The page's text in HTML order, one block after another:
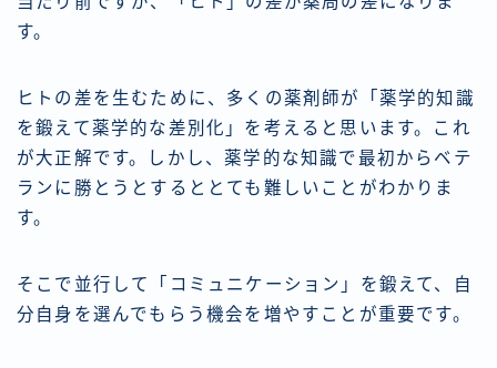
す。
ヒトの差を生むために、多くの薬剤師が「薬学的知識
を鍛えて薬学的な差別化」を考えると思います。これ
が大正解です。しかし、薬学的な知識で最初からベテ
ランに勝とうとするととても難しいことがわかりま
す。
そこで並行して「コミュニケーション」を鍛えて、自
分自身を選んでもらう機会を増やすことが重要です。